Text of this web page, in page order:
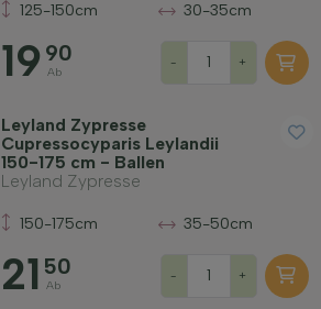
125-150cm 30-35cm
19 90
Ab
- +
Leyland Zypresse
Cupressocyparis Leylandii
150-175 cm - Ballen
Leyland Zypresse
150-175cm 35-50cm
21 50
Ab
- +